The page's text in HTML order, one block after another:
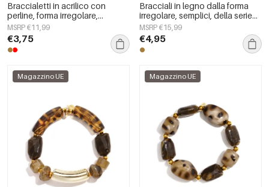
Braccialetti in acrilico con
perline, forma irregolare,
semplici, per tutti i giorni, serie
Simple, gioielli da donna
MSRP €11,99
€3,75
Bracciali in legno dalla forma
irregolare, semplici, della serie
Simple, per tutti i giorni, gioielli
da donna.
MSRP €15,99
€4,95
Magazzino UE Magazzino UE